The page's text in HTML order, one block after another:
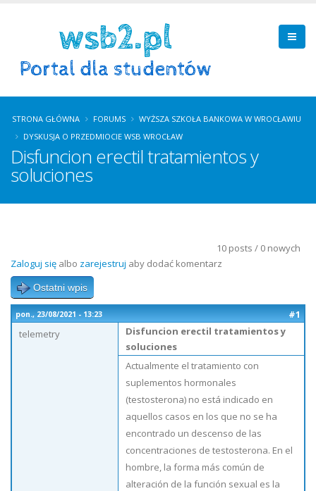
STRONA GŁÓWNA FORUMS
WYŻSZA SZKOŁA BANKOWA W WROCŁAWIU
DYSKUSJA O PRZEDMIOCIE WSB WROCŁAW
Disfuncion erectil tratamientos y
soluciones
10 posts / 0 nowych
Zaloguj się albo zarejestruj aby dodać komentarz
Ostatni wpis
pon., 23/08/2021 - 13:23
#1
telemetry
Disfuncion erectil tratamientos y
soluciones
Actualmente el tratamiento con
suplementos hormonales
(testosterona) no está indicado en
aquellos casos en los que no se ha
encontrado un descenso de las
concentraciones de testosterona. En el
hombre, la forma más común de
alteración de la función sexual es la